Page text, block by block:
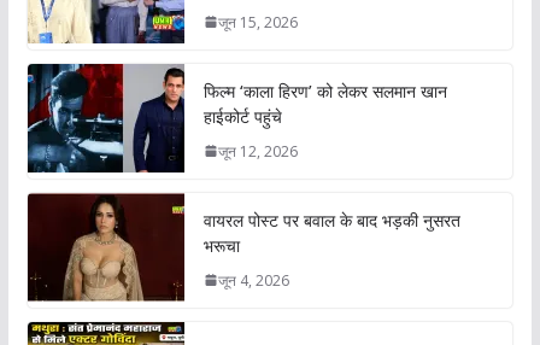
जून 15, 2026
फिल्म ‘काला हिरण’ को लेकर सलमान खान
हाईकोर्ट पहुंचे
जून 12, 2026
वायरल पोस्ट पर बवाल के बाद भड़की नुसरत
भरूचा
जून 4, 2026